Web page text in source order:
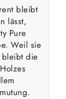
bleibt
lässt,
Pure
Weil sie
die